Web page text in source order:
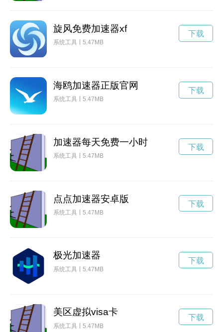
旋风免费加速器xf
系统工具 5.47MB
下载
海鸥加速器正版官网
系统工具 5.47MB
下载
加速器每天免费一小时
系统工具 5.47MB
下载
点点加速器安卓版
系统工具 5.47MB
下载
极光加速器
系统工具 5.47MB
下载
美区虚拟visa卡
系统工具 5.47MB
下载